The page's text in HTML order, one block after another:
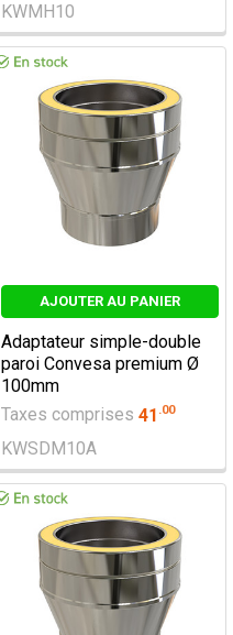
KWMH10
AJOUTER AU PANIER
Adaptateur simple-double
paroi Convesa premium Ø
100mm
Taxes comprises 41 .00
KWSDM10A